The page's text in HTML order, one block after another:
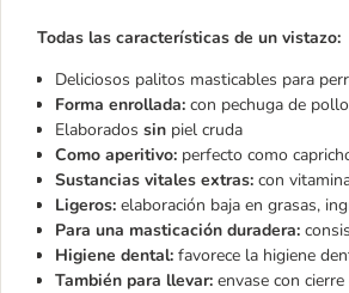
Todas las características de un vistazo:
Deliciosos palitos masticables para
Forma enrollada: con pechuga de
Elaborados sin piel cruda
Como aperitivo: perfecto como
Sustancias vitales extras: con
Ligeros: elaboración baja en grasas,
Para una masticación duradera:
Higiene dental: favorece la higiene
También para llevar: envase con